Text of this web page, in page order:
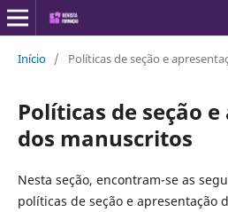
Início / Políticas de seção e
Políticas de seção
dos manuscritos
Nesta seção, encontram-se as
políticas de seção e apresentação